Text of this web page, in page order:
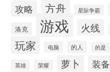
攻略 方舟 星际争霸
洛克 游戏 火线
玩家 电脑 的人 的是
英雄 荣耀 萝卜 装备